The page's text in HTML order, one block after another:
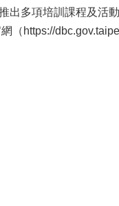
多項培訓課程及活動
（https://